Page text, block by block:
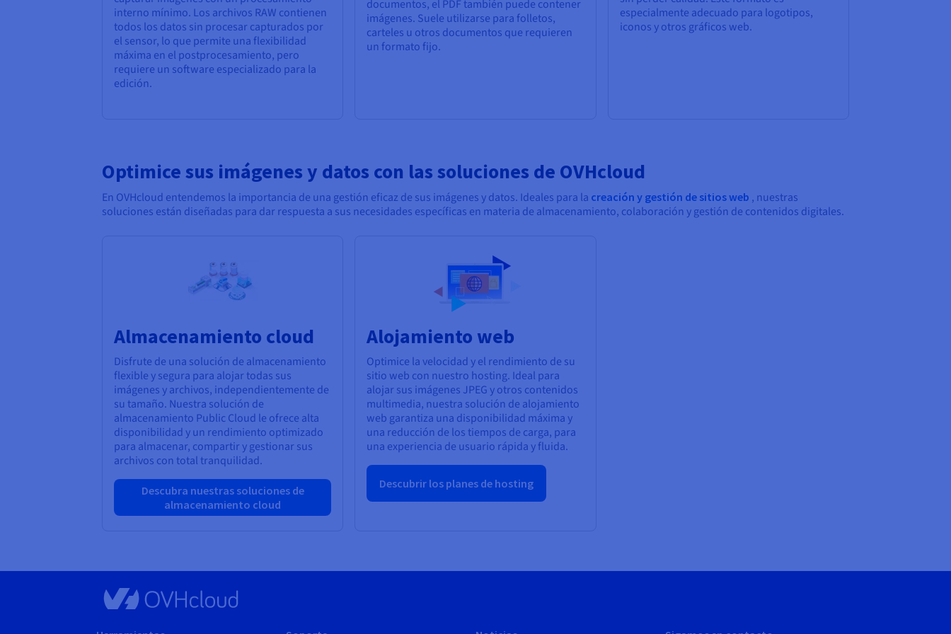
interno mínimo. Los archivos RAW contienen
todos los datos sin procesar capturados por
el sensor, lo que permite una flexibilidad
máxima en el postprocesamiento, pero
requiere un software especializado para la
edición.
documentos, el PDF también puede contener
imágenes. Suele utilizarse para folletos,
carteles u otros documentos que requieren
un formato fijo.
especialmente adecuado para logotipos,
iconos y otros gráficos web.
Optimice sus imágenes y datos con las soluciones de OVHcloud
En OVHcloud entendemos la importancia de una gestión eficaz de sus imágenes y datos. Ideales para la creación y gestión de sitios web , nuestras
soluciones están diseñadas para dar respuesta a sus necesidades específicas en materia de almacenamiento, colaboración y gestión de contenidos digitales.
Almacenamiento cloud
Disfrute de una solución de almacenamiento
flexible y segura para alojar todas sus
imágenes y archivos, independientemente de
su tamaño. Nuestra solución de
almacenamiento Public Cloud le ofrece alta
disponibilidad y un rendimiento optimizado
para almacenar, compartir y gestionar sus
archivos con total tranquilidad.
Descubra nuestras soluciones de
almacenamiento cloud
Alojamiento web
Optimice la velocidad y el rendimiento de su
sitio web con nuestro hosting. Ideal para
alojar sus imágenes JPEG y otros contenidos
multimedia, nuestra solución de alojamiento
web garantiza una disponibilidad máxima y
una reducción de los tiempos de carga, para
una experiencia de usuario rápida y fluida.
Descubrir los planes de hosting